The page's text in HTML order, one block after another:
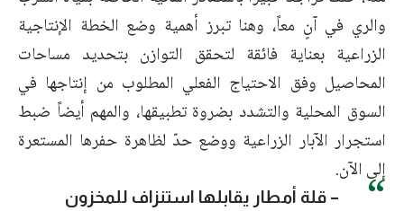
والري في آنٍ معاً، وهنا تبرز أهمية وضع الخطة الإنتاجية
الزراعية بعناية فائقة لتحقق التوازن بتحديد مساحات
المحاصيل وفق الاحتياج الفعلي المطلوب من إنتاجها في
السوق المحلية والتشدد بضروة تطبيقها، والمهم أيضاً ضبط
استجرار الآبار الزراعية ووضع حدّ لظاهرة حفرها المستعرة
إلى الآن.
– قلة أمطار يقابلها استنزاف للمخزون